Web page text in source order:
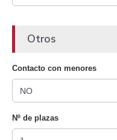
Otros
Contacto con menores
Nº de plazas